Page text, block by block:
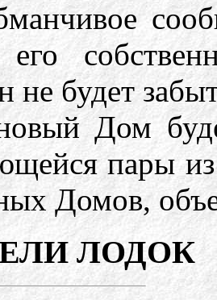
не будет
Дом
пары
Домов,
ЛОДОК